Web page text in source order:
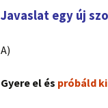
Javaslat egy új
A)
Gyere el és próbáld